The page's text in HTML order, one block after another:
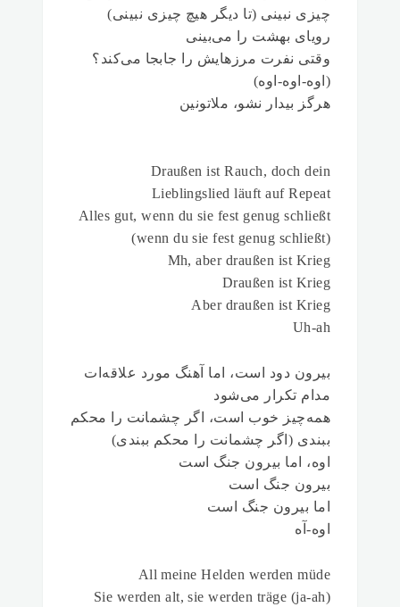
چیزی نبینی (تا دیگر هیچ چیزی نبینی)
رویای بهشت را می‌بینی
وقتی نفرت مرزهایش را جابجا می‌کند؟
(اوه-اوه-اوه)
هرگز بیدار نشو، ملاتونین
Draußen ist Rauch, doch dein
Lieblingslied läuft auf Repeat
Alles gut, wenn du sie fest genug schließt
(wenn du sie fest genug schließt)
Mh, aber draußen ist Krieg
Draußen ist Krieg
Aber draußen ist Krieg
Uh-ah
بیرون دود است، اما آهنگ مورد علاقه‌ات
مدام تکرار می‌شود
همه‌چیز خوب است، اگر چشمانت را محکم
ببندی (اگر چشمانت را محکم ببندی)
اوه، اما بیرون جنگ است
بیرون جنگ است
اما بیرون جنگ است
اوه-آه
All meine Helden werden müde
Sie werden alt, sie werden träge (ja-ah)